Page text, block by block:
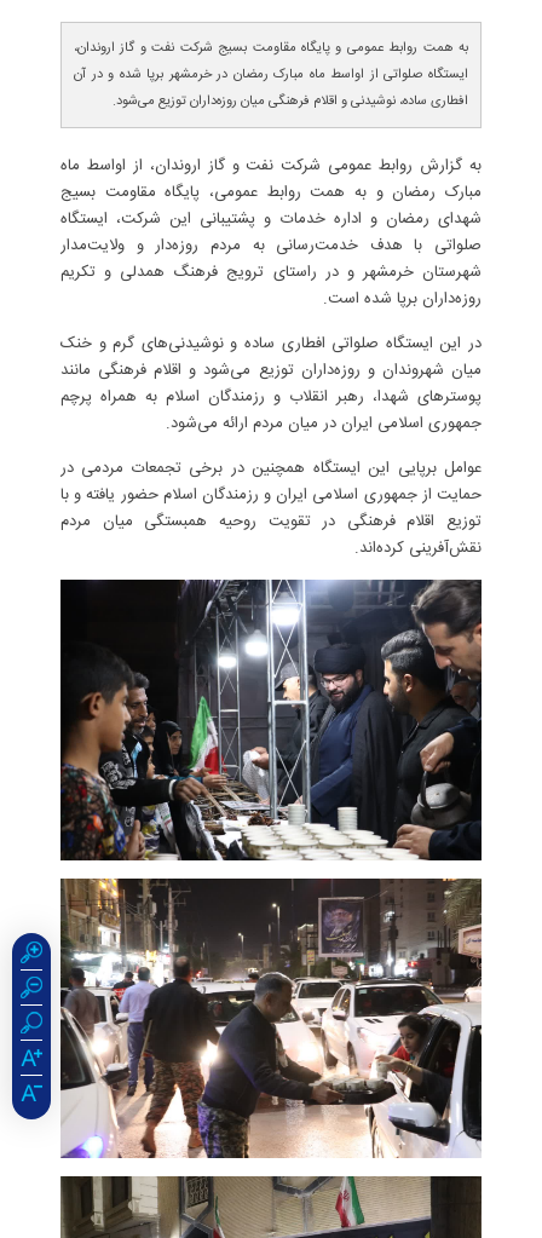
به همت روابط عمومی و پایگاه مقاومت بسیج شرکت نفت و گاز اروندان،
ایستگاه صلواتی از اواسط ماه مبارک رمضان در خرمشهر برپا شده و در آن
افطاری ساده، نوشیدنی و اقلام فرهنگی میان روزه‌داران توزیع می‌شود.
به گزارش روابط عمومی شرکت نفت و گاز اروندان، از اواسط ماه
مبارک رمضان و به همت روابط عمومی، پایگاه مقاومت بسیج
شهدای رمضان و اداره خدمات و پشتیبانی این شرکت، ایستگاه
صلواتی با هدف خدمت‌رسانی به مردم روزه‌دار و ولایت‌مدار
شهرستان خرمشهر و در راستای ترویج فرهنگ همدلی و تکریم
روزه‌داران برپا شده است.
در این ایستگاه صلواتی افطاری ساده و نوشیدنی‌های گرم و خنک
میان شهروندان و روزه‌داران توزیع می‌شود و اقلام فرهنگی مانند
پوسترهای شهدا، رهبر انقلاب و رزمندگان اسلام به همراه پرچم
جمهوری اسلامی ایران در میان مردم ارائه می‌شود.
عوامل برپایی این ایستگاه همچنین در برخی تجمعات مردمی در
حمایت از جمهوری اسلامی ایران و رزمندگان اسلام حضور یافته و با
توزیع اقلام فرهنگی در تقویت روحیه همبستگی میان مردم
نقش‌آفرینی کرده‌اند.